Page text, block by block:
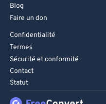
Blog
Faire un don
Confidentialité
Termes
Sécurité et conformité
Contact
Statut